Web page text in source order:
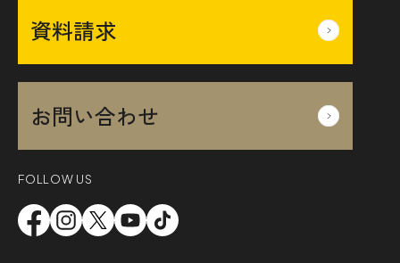
資料請求
お問い合わせ
FOLLOW US